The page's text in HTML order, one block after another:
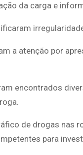
da carga e
a atenção por
encontrados
de drogas nas
para